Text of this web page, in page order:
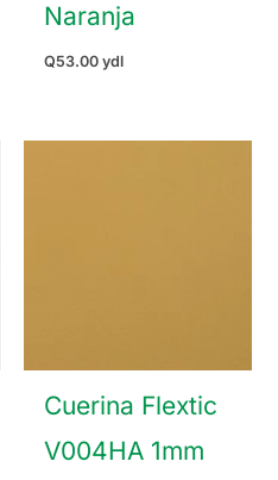
Naranja
Q53.00 ydl
Cuerina Flextic
V004HA 1mm